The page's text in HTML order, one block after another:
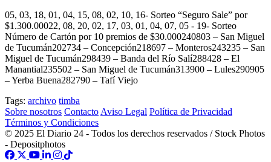
05, 03, 18, 01, 04, 15, 08, 02, 10, 16- Sorteo “Seguro Sale” por
$1.300.00022, 08, 20, 02, 17, 03, 01, 04, 07, 05 - 19- Sorteo
Número de Cartón por 10 premios de $30.000240803 – San Miguel
de Tucumán202734 – Concepción218697 – Monteros243235 – San
Miguel de Tucumán298439 – Banda del Río Salí288428 – El
Manantial235502 – San Miguel de Tucumán313900 – Lules290905
– Yerba Buena282790 – Tafí Viejo
Tags: archivo timba
Sobre nosotros Contacto Aviso Legal Política de Privacidad
Términos y Condiciones
© 2025 El Diario 24 - Todos los derechos reservados / Stock Photos
- Depositphotos